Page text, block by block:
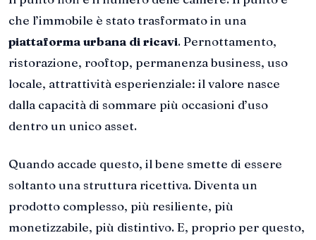
che l’immobile è stato trasformato in una
piattaforma urbana di ricavi. Pernottamento,
ristorazione, rooftop, permanenza business, uso
locale, attrattività esperienziale: il valore nasce
dalla capacità di sommare più occasioni d’uso
dentro un unico asset.
Quando accade questo, il bene smette di essere
soltanto una struttura ricettiva. Diventa un
prodotto complesso, più resiliente, più
monetizzabile, più distintivo. E, proprio per questo,